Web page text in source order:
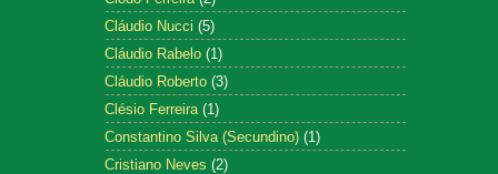
Cláudio Nucci (5)
Cláudio Rabelo (1)
Cláudio Roberto (3)
Clésio Ferreira (1)
Constantino Silva (Secundino) (1)
Cristiano Neves (2)